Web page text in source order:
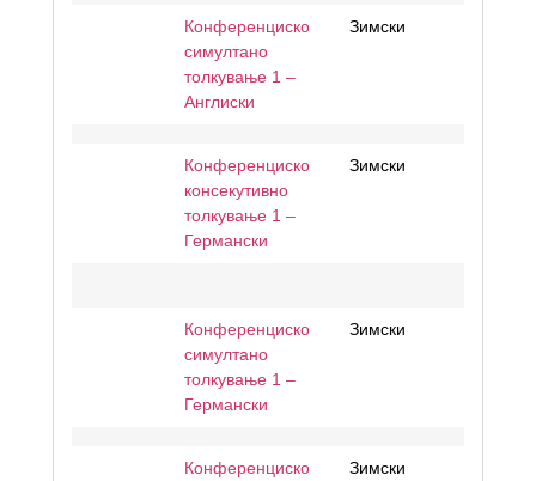
Конференциско
симултано
толкување 1 –
Англиски
Зимски
Конференциско
консекутивно
толкување 1 –
Германски
Зимски
Конференциско
симултано
толкување 1 –
Германски
Зимски
Конференциско
Зимски